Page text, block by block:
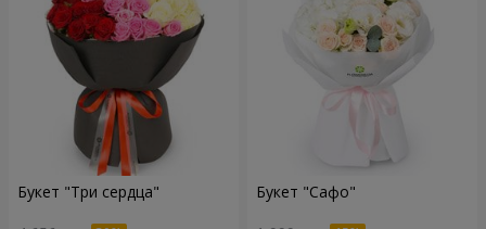
Букет "Три сердца" Букет "Сафо"